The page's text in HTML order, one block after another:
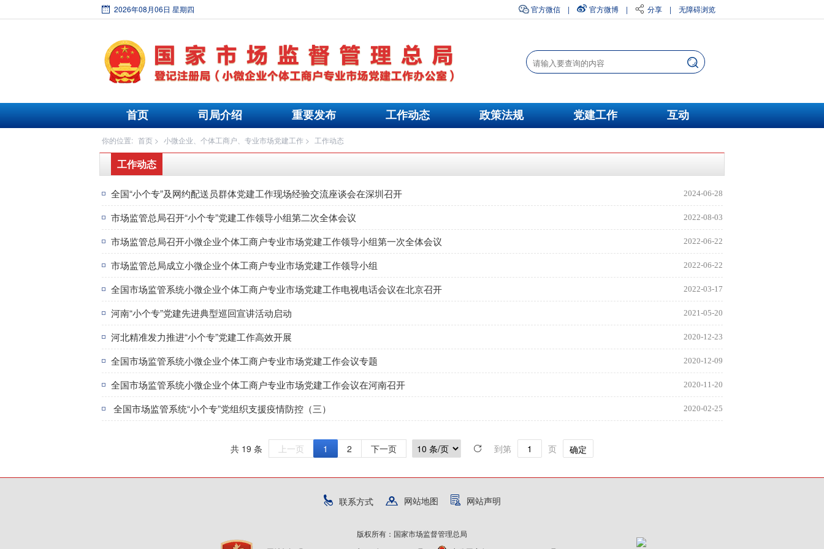
2026年08月06日 星期四 官方微信 | 官方微博 | 分享 | 无障碍浏览
首页 司局介绍 重要发布 工作动态 政策法规 党建工作 互动
你的位置: 首页> 小微企业、个体工商户、专业市场党建工作 > 工作动态
工作动态
全国“小个专”及网约配送员群体党建工作现场经验交流座谈会在深圳召开 2024-06-28
市场监管总局召开“小个专”党建工作领导小组第二次全体会议 2022-08-03
市场监管总局召开小微企业个体工商户专业市场党建工作领导小组第一次全体会议 2022-06-22
市场监管总局成立小微企业个体工商户专业市场党建工作领导小组 2022-06-22
全国市场监管系统小微企业个体工商户专业市场党建工作电视电话会议在北京召开 2022-03-17
河南“小个专”党建先进典型巡回宣讲活动启动 2021-05-20
河北精准发力推进“小个专”党建工作高效开展 2020-12-23
全国市场监管系统小微企业个体工商户专业市场党建工作会议专题 2020-12-09
全国市场监管系统小微企业个体工商户专业市场党建工作会议在河南召开 2020-11-20
全国市场监管系统“小个专”党组织支援疫情防控（三） 2020-02-25
共 19 条 上一页 1 2 下一页 到第 页 确定
联系方式 网站地图 网站声明
版权所有：国家市场监督管理总局